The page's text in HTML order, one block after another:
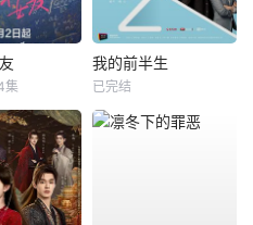
集
我的前半生
已完结